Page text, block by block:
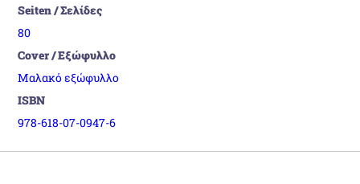
Seiten / Σελίδες
80
Cover / Εξώφυλλο
Μαλακό εξώφυλλο
ISBN
978-618-07-0947-6